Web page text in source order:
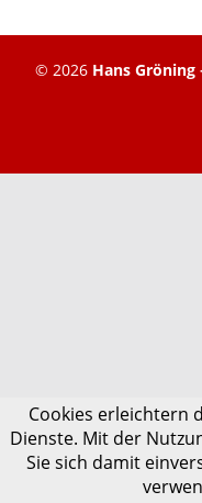
© 2026 Hans Gröning
Cookies erleichtern
Dienste. Mit der
Sie sich damit